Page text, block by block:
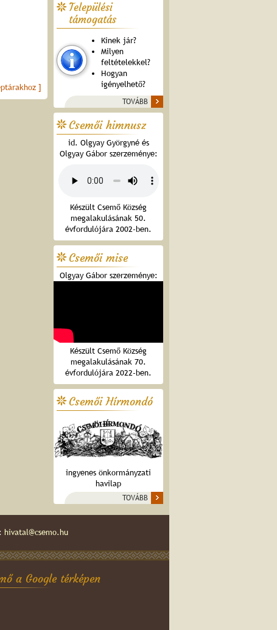
]
Települési
támogatás
Kinek jár?
Milyen
feltételekkel?
Hogyan
igényelhető?
TOVÁBB
Csemői himnusz
id. Olgyay Györgyné és
Olgyay Gábor szerzeménye:
Készült Csemő Község
megalakulásának 50.
évfordulójára 2002-ben.
Csemői mise
Olgyay Gábor szerzeménye:
Készült Csemő Község
megalakulásának 70.
évfordulójára 2022-ben.
Csemői Hírmondó
ingyenes önkormányzati
havilap
TOVÁBB
hivatal@csemo.hu
a Google térképen